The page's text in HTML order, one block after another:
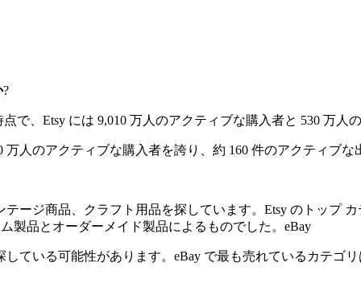
?
で、Etsy には 9,010 万人のアクティブな購入者と 530 万人
人のアクティブな購入者を誇り、約 160 件のアクティブ
ージ商品、クラフト用品を探しています。Etsy のトップ
製品とオーダーメイド製品によるものでした。eBay
ている可能性があります。eBay で最も売れているカテゴ